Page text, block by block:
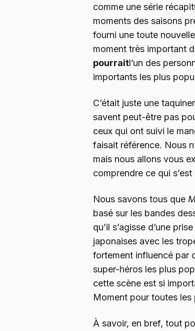
comme une série
moments des saisons
fourni une toute
moment très important
pourraitl’un des
importants les plus
C’était juste une
savent peut-être pas
ceux qui ont suivi le
faisait référence. Nous
mais nous allons vous
comprendre ce qui
Nous savons tous que
basé sur les bandes
qu’il s’agisse d’une
japonaises avec les
fortement influencé par
super-héros les plus
cette scène est si
Moment pour toutes les
À savoir, en bref, tout